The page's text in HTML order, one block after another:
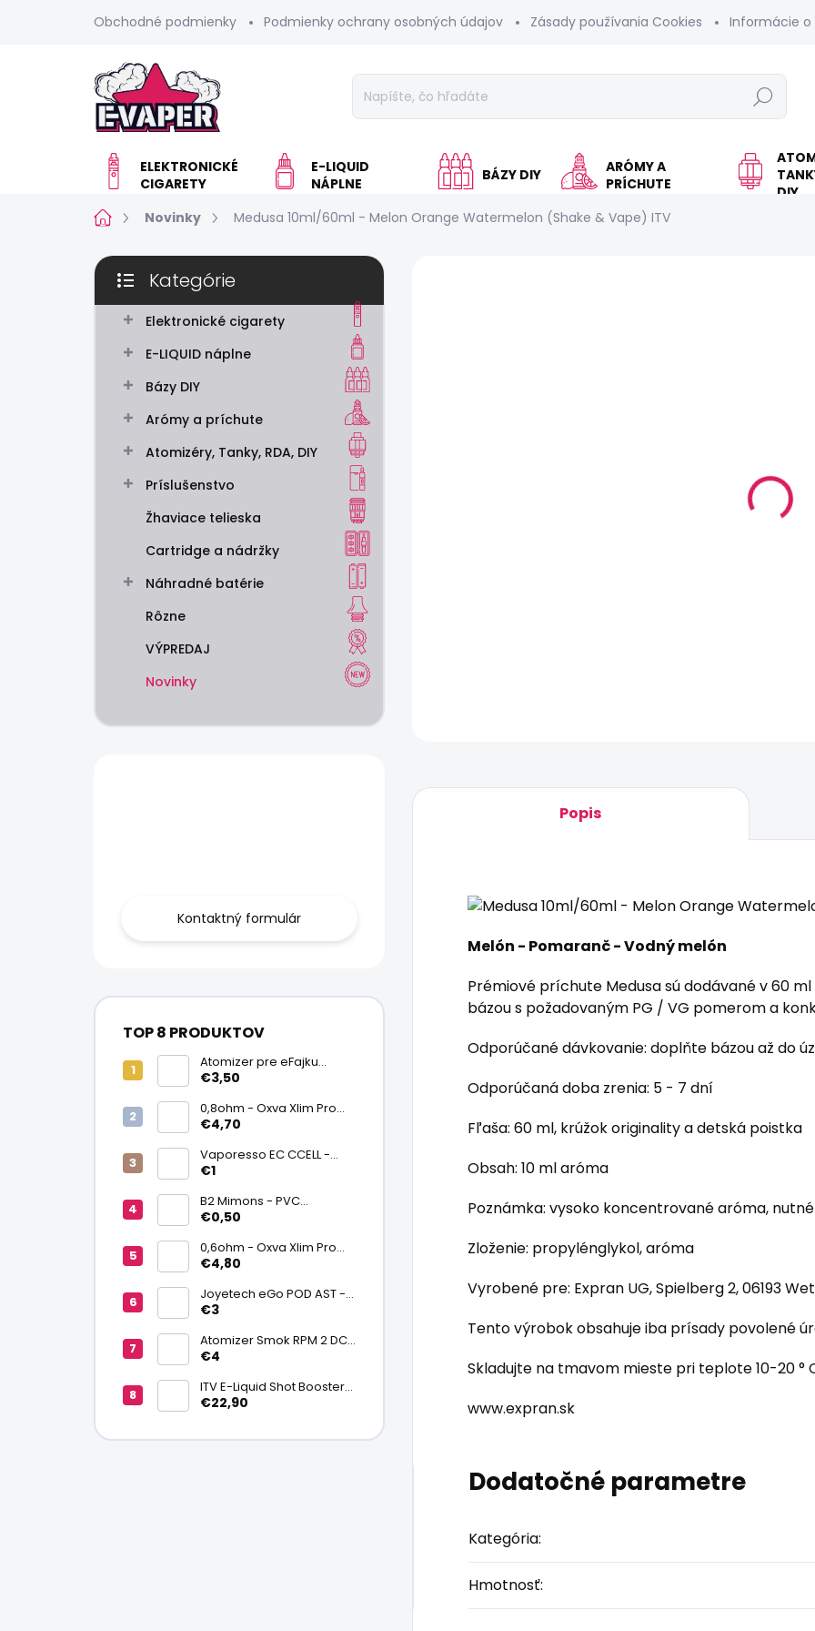
Obchodné podmienky Podmienky ochrany osobných údajov Zásady používania Cookies Informácie o
Hľadať
ELEKTRONICKÉ
CIGARETY
E-LIQUID
NÁPLNE
BÁZY DIY
ARÓMY A
PRÍCHUTE
DIY
DomovNovinky Medusa 10ml/60ml - Melon Orange Watermelon (Shake & Vape) ITV
B
č
Preskočiť
kategórie
Kategórie
Elektronické cigarety
E-LIQUID náplne
Bázy DIY
Arómy a príchute
Atomizéry, Tanky, RDA, DIY
Príslušenstvo
Žhaviace telieska
Cartridge a nádržky
Náhradné batérie
Rôzne
VÝPREDAJ
Novinky
Kontaktný formulár
TOP 8 PRODUKTOV
Atomizer pre eFajku
Kamry K1000 Plus
€3,50
0,8ohm - Oxva Xlim Pro
cartridge V3 Top Fill 2ml
€4,70
Vaporesso EC CCELL -
Keramický atomizér
€1
B2 Mimons - PVC
zmršťovacia fólia na
€0,50
0,6ohm - Oxva Xlim Pro
cartridge V3 Top Fill 2ml
€4,80
Joyetech eGo POD AST -
náhradná pod cartridge
€3
Atomizer Smok RPM 2 DC
0,6ohm MTL
€4
ITV E-Liquid Shot Booster
NICSALT 50PG/50VG 20
€22,90
Popis
Melón - Pomaranč - Vodný melón
Prémiové príchute Medusa sú dodávané v 60
bázou s požadovaným PG / VG pomerom a
Odporúčané dávkovanie: doplňte bázou až do
Odporúčaná doba zrenia: 5 - 7 dní
Fľaša: 60 ml, krúžok originality a detská poistka
Obsah: 10 ml aróma
Poznámka: vysoko koncentrované aróma,
Zloženie: propylénglykol, aróma
Vyrobené pre: Expran UG, Spielberg 2, 06193
Tento výrobok obsahuje iba prísady povolené
Skladujte na tmavom mieste pri teplote 10-20 °
www.expran.sk
Dodatočné parametre
Kategória:
Hmotnosť: